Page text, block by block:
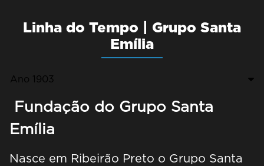
Linha do Tempo | Grupo Santa
Emília
Ano 1903
Fundação do Grupo Santa
Emília
Nasce em Ribeirão Preto o Grupo Santa